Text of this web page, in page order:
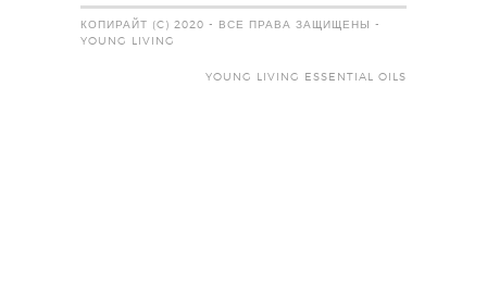
КОПИРАЙТ (C) 2020 - ВСЕ ПРАВА ЗАЩИЩЕНЫ -
YOUNG LIVING
YOUNG LIVING ESSENTIAL OILS